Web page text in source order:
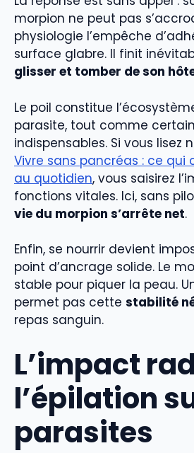
morpion ne peut pas
physiologie l’empêche
surface glabre. Il finit
glisser et tomber de son
Le poil constitue
parasite, tout comme
indispensables. Si vous lisez
Vivre sans pancréas : ce
au quotidien, vous saisirez
fonctions vitales. Ici, sans
vie du morpion s’arrête net.
Enfin, se nourrir devient
point d’ancrage solide. Le
stable pour piquer la peau.
permet pas cette stabilité
repas sanguin.
L’impact
l’épilation
parasites